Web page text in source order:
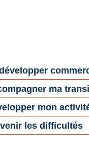
ma
mon
les difficultés